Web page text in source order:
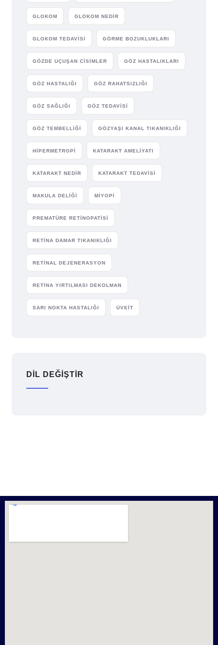
GLOKOM GLOKOM NEDIR
GLOKOM TEDAVISI GÖRME BOZUKLUKLARI
GÖZDE UÇUŞAN CISIMLER GÖZ HASTALIKLARI
GÖZ HASTALIĞI GÖZ RAHATSIZLIĞI
GÖZ SAĞLIĞI GÖZ TEDAVISI
GÖZ TEMBELLIĞI GÖZYAŞI KANAL TIKANIKLIĞI
HIPERMETROPI KATARAKT AMELIYATI
KATARAKT NEDIR KATARAKT TEDAVISI
MAKULA DELIĞI MIYOPI
PREMATÜRE RETINOPATISI
RETINA DAMAR TIKANIKLIĞI
RETINAL DEJENERASYON
RETINA YIRTILMASI DEKOLMAN
SARI NOKTA HASTALIĞI ÜVEIT
DİL DEĞİŞTİR